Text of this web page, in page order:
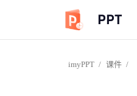
PPT
imyPPT / 课件 /